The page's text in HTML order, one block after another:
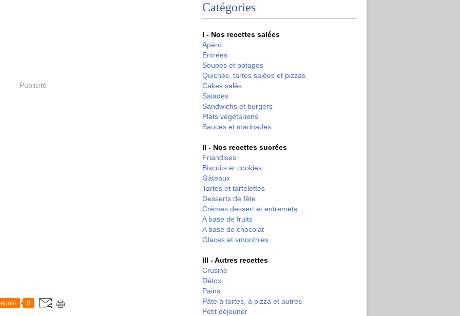
Publicité
0
Catégories
I - Nos recettes salées
Apéro
Entrées
Soupes et potages
Quiches, tartes salées et pizzas
Cakes salés
Salades
Sandwichs et burgers
Plats végétariens
Sauces et marinades
II - Nos recettes sucrées
Friandises
Biscuits et cookies
Gâteaux
Tartes et tartelettes
Desserts de fête
Crèmes dessert et entremets
A base de fruits
A base de chocolat
Glaces et smoothies
III - Autres recettes
Crusine
Détox
Pains
Pâte à tartes, à pizza et autres
Petit déjeuner